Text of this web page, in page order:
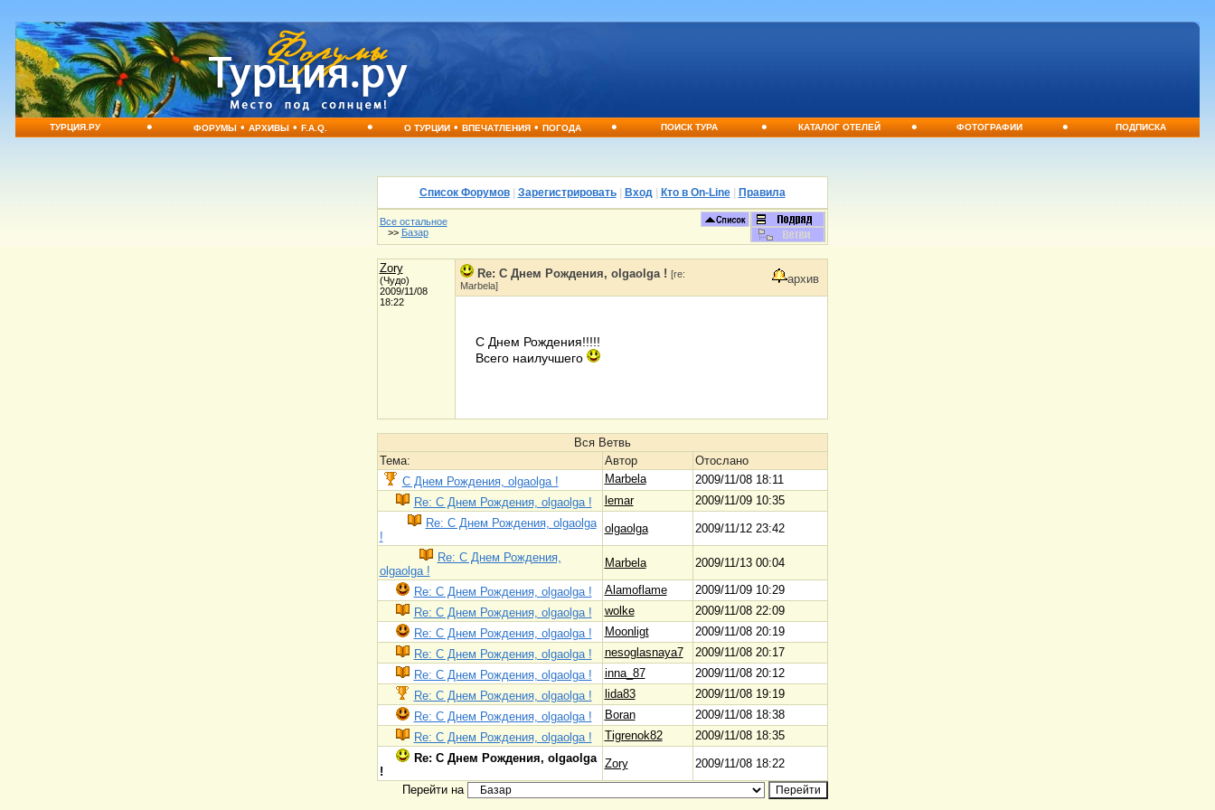
ТУРЦИЯ.РУ • ФОРУМЫ•АРХИВЫ•F.A.Q. • О ТУРЦИИ•ВПЕЧАТЛЕНИЯ•ПОГОДА • ПОИСК ТУРА • КАТАЛОГ ОТЕЛЕЙ • ФОТОГРАФИИ • ПОДПИСКА
Список Форумов| Зарегистрировать| Вход| Кто в On-Line| Правила
Все остальное
>> Базар
Zory
(Чудо)
2009/11/08
18:22
Re: С Днем Рождения, olgaolga ! [re:
Marbela]
архив
С Днем Рождения!!!!!
Всего наилучшего
Вся Ветвь
Тема:
Автор
Отослано
С Днем Рождения, olgaolga !
Marbela
2009/11/08 18:11
Re: С Днем Рождения, olgaolga !
lemar
2009/11/09 10:35
Re: С Днем Рождения, olgaolga
!
olgaolga 2009/11/12 23:42
Re: С Днем Рождения,
olgaolga !
Marbela 2009/11/13 00:04
Re: С Днем Рождения, olgaolga ! Alamoflame
2009/11/09 10:29
Re: С Днем Рождения, olgaolga !
wolke
2009/11/08 22:09
Re: С Днем Рождения, olgaolga !
Moonligt
2009/11/08 20:19
Re: С Днем Рождения, olgaolga !
nesoglasnaya7
2009/11/08 20:17
Re: С Днем Рождения, olgaolga !
inna_87
2009/11/08 20:12
Re: С Днем Рождения, olgaolga !
lida83
2009/11/08 19:19
Re: С Днем Рождения, olgaolga !
Boran
2009/11/08 18:38
Re: С Днем Рождения, olgaolga !
Tigrenok82
2009/11/08 18:35
Re: С Днем Рождения, olgaolga
!
Zory
2009/11/08 18:22
Перейти на